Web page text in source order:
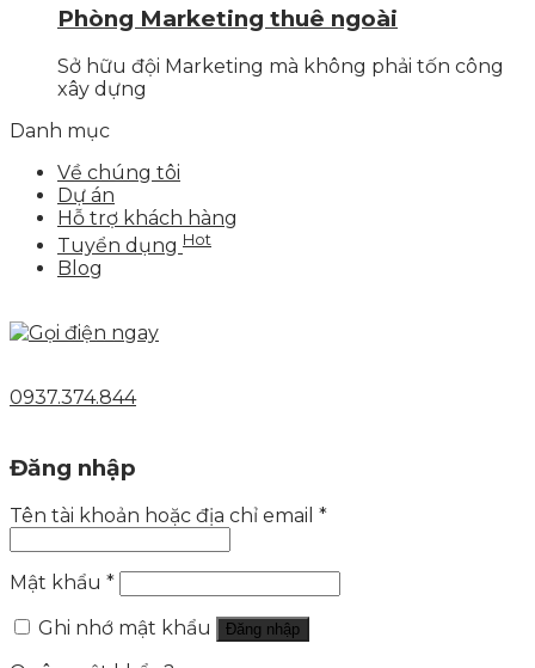
Phòng Marketing thuê ngoài
Sở hữu đội Marketing mà không phải tốn công
xây dựng
Danh mục
Về chúng tôi
Dự án
Hỗ trợ khách hàng
Tuyển dụng Hot
Blog
0937.374.844
Đăng nhập
Tên tài khoản hoặc địa chỉ email *
Mật khẩu *
Ghi nhớ mật khẩu
Đăng nhập